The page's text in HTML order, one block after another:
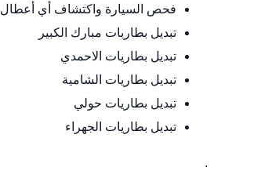
فحص السيارة واكتشاف أي أعطال
تبديل بطاربات مبارك الكبير
تبديل بطاريات الاحمدي
تبديل بطاريات الشامية
تبديل بطاريات حولي
تبديل بطاريات الجهراء
.